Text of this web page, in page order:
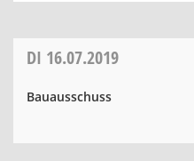
DI 16.07.2019
Bauausschuss